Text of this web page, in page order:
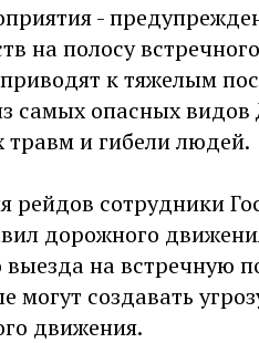
-
на полосу
к тяжелым
самых опасных видов
травм и гибели людей.
рейдов сотрудники
дорожного
на встречную
могут создавать
движения.